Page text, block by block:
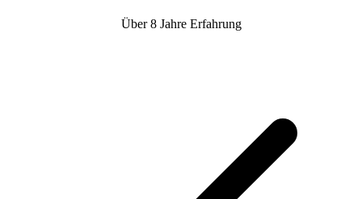
Über 8 Jahre Erfahrung